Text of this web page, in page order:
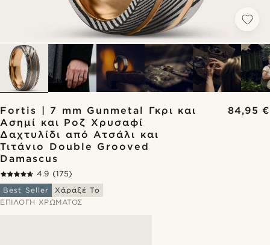
Fortis | 7 mm Gunmetal Γκρι και
Ασημί και Ροζ Χρυσαφί
Δαχτυλίδι από Ατσάλι και
Τιτάνιο Double Grooved
Damascus
84,95 €
4.9 (175)
Best Seller
Χάραξέ Το
ΕΠΙΛΟΓΉ ΧΡΏΜΑΤΟΣ